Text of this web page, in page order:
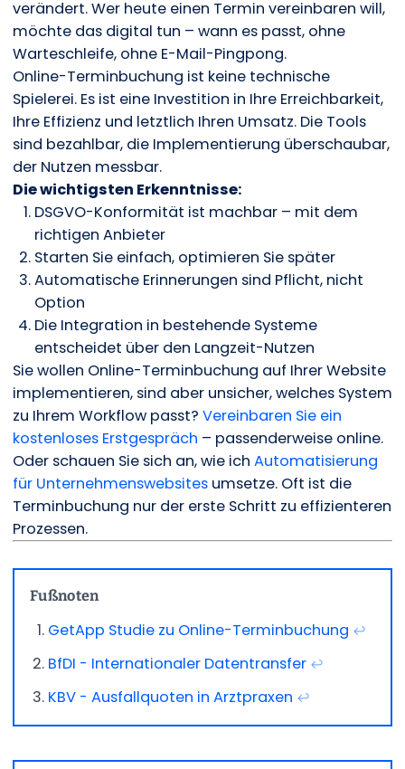
verändert. Wer heute einen Termin vereinbaren will,
möchte das digital tun – wann es passt, ohne
Warteschleife, ohne E-Mail-Pingpong.
Online-Terminbuchung ist keine technische
Spielerei. Es ist eine Investition in Ihre Erreichbarkeit,
Ihre Effizienz und letztlich Ihren Umsatz. Die Tools
sind bezahlbar, die Implementierung überschaubar,
der Nutzen messbar.
Die wichtigsten Erkenntnisse:
DSGVO-Konformität ist machbar – mit dem
richtigen Anbieter
Starten Sie einfach, optimieren Sie später
Automatische Erinnerungen sind Pflicht, nicht
Option
Die Integration in bestehende Systeme
entscheidet über den Langzeit-Nutzen
Sie wollen Online-Terminbuchung auf Ihrer Website
implementieren, sind aber unsicher, welches System
zu Ihrem Workflow passt? Vereinbaren Sie ein
kostenloses Erstgespräch – passenderweise online.
Oder schauen Sie sich an, wie ich Automatisierung
für Unternehmenswebsitesumsetze. Oft ist die
Terminbuchung nur der erste Schritt zu effizienteren
Prozessen.
Fußnoten
GetApp Studie zu Online-Terminbuchung ↩
BfDI - Internationaler Datentransfer ↩
KBV - Ausfallquoten in Arztpraxen ↩